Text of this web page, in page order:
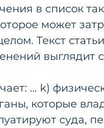
в список
может
Текст
... k)
которые
суда,